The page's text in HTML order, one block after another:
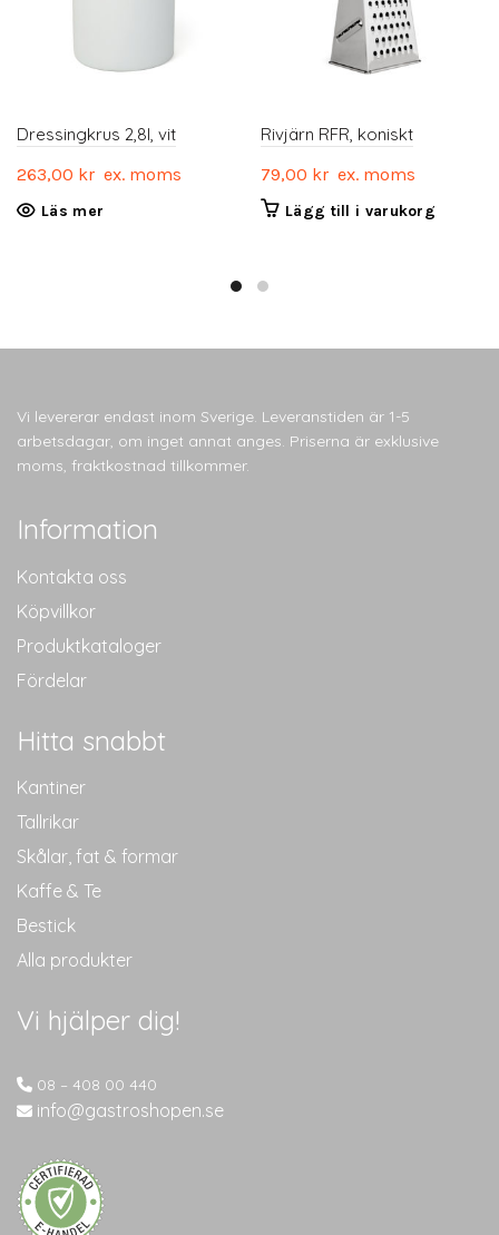
Dressingkrus 2,8l, vit
263,00 kr ex. moms
Läs mer
Rivjärn RFR, koniskt
79,00 kr ex. moms
Lägg till i varukorg
Vi levererar endast inom Sverige. Leveranstiden är 1-5
arbetsdagar, om inget annat anges. Priserna är exklusive
moms, fraktkostnad tillkommer.
Information
Kontakta oss
Köpvillkor
Produktkataloger
Fördelar
Hitta snabbt
Kantiner
Tallrikar
Skålar, fat & formar
Kaffe & Te
Bestick
Alla produkter
Vi hjälper dig!
08 – 408 00 440
info@gastroshopen.se